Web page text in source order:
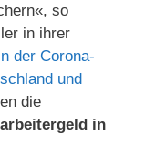
so
in ihrer
der Corona-
und
die
in